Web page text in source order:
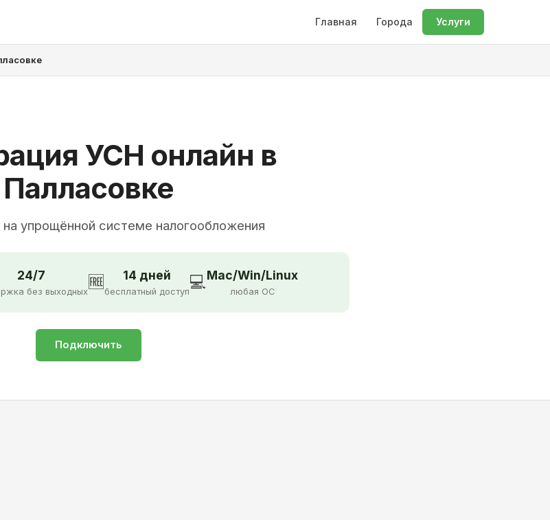
Главная Города Услуги
УСН онлайн в
Палласовке
упрощённой системе налогообложения
24/7
без выходных 🆓 14 дней
бесплатный доступ💻Mac/Win/Linux
любая ОС
Подключить